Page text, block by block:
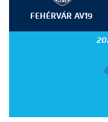
FEHÉRVÁR AV19